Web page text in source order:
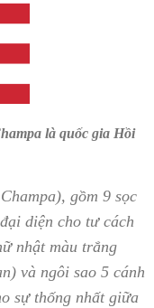
là quốc gia Hồi
gồm 9 sọc
diện cho tư cách
nhật màu trắng
và ngôi sao 5 cánh
sự thống nhất giữa